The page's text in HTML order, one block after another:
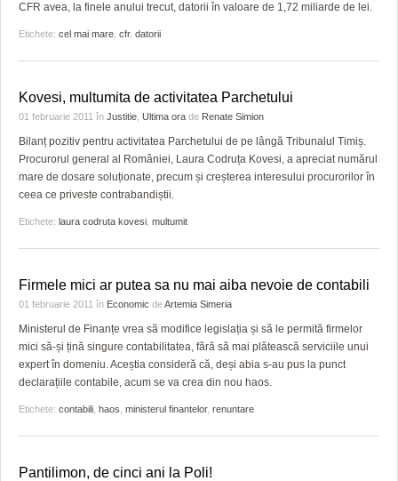
CFR avea, la finele anului trecut, datorii în valoare de 1,72 miliarde de lei.
Etichete: cel mai mare cfr, datorii
Kovesi, multumita de activitatea Parchetului
01 februarie 2011 în Justitie Ultima ora de Renate Simion
Bilanț pozitiv pentru activitatea Parchetului de pe lângă Tribunalul Timiș.
Procurorul general al României, Laura Codruța Kovesi, a apreciat numărul
mare de dosare soluționate, precum și creșterea interesului procurorilor în
ceea ce priveste contrabandiștii.
Etichete: laura codruta kovesi multumit
Firmele mici ar putea sa nu mai aiba nevoie de contabili
01 februarie 2011 în Economic deArtemia Simeria
Ministerul de Finanțe vrea să modifice legislația și să le permită firmelor
mici să-și țină singure contabilitatea, fără să mai plătească serviciile unui
expert în domeniu. Aceștia consideră că, deși abia s-au pus la punct
declarațiile contabile, acum se va crea din nou haos.
Etichete: contabili haos ministerul finantelor, renuntare
Pantilimon, de cinci ani la Poli!